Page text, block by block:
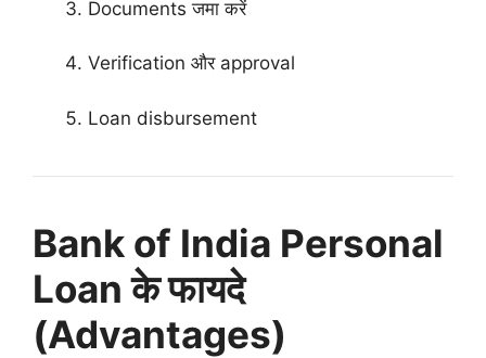
Documents जमा करें
Verification और approval
Loan disbursement
Bank of India Personal
Loan के फायदे
(Advantages)